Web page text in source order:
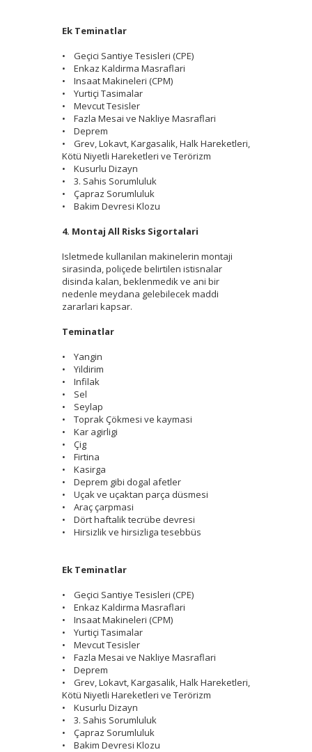
Ek Teminatlar
• Geçici Santiye Tesisleri (CPE)
• Enkaz Kaldirma Masraflari
• Insaat Makineleri (CPM)
• Yurtiçi Tasimalar
• Mevcut Tesisler
• Fazla Mesai ve Nakliye Masraflari
• Deprem
• Grev, Lokavt, Kargasalik, Halk Hareketleri,
Kötü Niyetli Hareketleri ve Terörizm
• Kusurlu Dizayn
• 3. Sahis Sorumluluk
• Çapraz Sorumluluk
• Bakim Devresi Klozu
4. Montaj All Risks Sigortalari
Isletmede kullanilan makinelerin montaji
sirasinda, poliçede belirtilen istisnalar
disinda kalan, beklenmedik ve ani bir
nedenle meydana gelebilecek maddi
zararlari kapsar.
Teminatlar
• Yangin
• Yildirim
• Infilak
• Sel
• Seylap
• Toprak Çökmesi ve kaymasi
• Kar agirligi
• Çig
• Firtina
• Kasirga
• Deprem gibi dogal afetler
• Uçak ve uçaktan parça düsmesi
• Araç çarpmasi
• Dört haftalik tecrübe devresi
• Hirsizlik ve hirsizliga tesebbüs
Ek Teminatlar
• Geçici Santiye Tesisleri (CPE)
• Enkaz Kaldirma Masraflari
• Insaat Makineleri (CPM)
• Yurtiçi Tasimalar
• Mevcut Tesisler
• Fazla Mesai ve Nakliye Masraflari
• Deprem
• Grev, Lokavt, Kargasalik, Halk Hareketleri,
Kötü Niyetli Hareketleri ve Terörizm
• Kusurlu Dizayn
• 3. Sahis Sorumluluk
• Çapraz Sorumluluk
• Bakim Devresi Klozu